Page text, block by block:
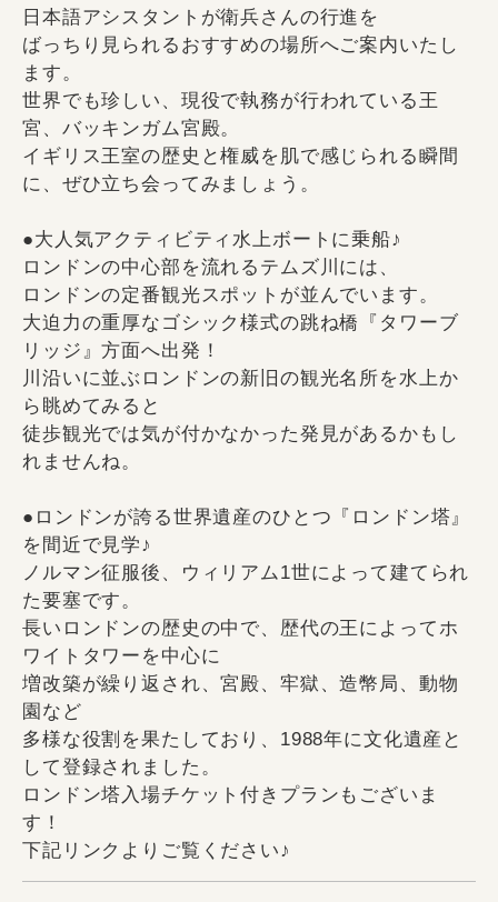
日本語アシスタントが衛兵さんの行進を
ばっちり見られるおすすめの場所へご案内いたし
ます。
世界でも珍しい、現役で執務が行われている王
宮、バッキンガム宮殿。
イギリス王室の歴史と権威を肌で感じられる瞬間
に、ぜひ立ち会ってみましょう。
●大人気アクティビティ水上ボートに乗船♪
ロンドンの中心部を流れるテムズ川には、
ロンドンの定番観光スポットが並んでいます。
大迫力の重厚なゴシック様式の跳ね橋『タワーブ
リッジ』方面へ出発！
川沿いに並ぶロンドンの新旧の観光名所を水上か
ら眺めてみると
徒歩観光では気が付かなかった発見があるかもし
れませんね。
●ロンドンが誇る世界遺産のひとつ『ロンドン塔』
を間近で見学♪
ノルマン征服後、ウィリアム1世によって建てられ
た要塞です。
長いロンドンの歴史の中で、歴代の王によってホ
ワイトタワーを中心に
増改築が繰り返され、宮殿、牢獄、造幣局、動物
園など
多様な役割を果たしており、1988年に文化遺産と
して登録されました。
ロンドン塔入場チケット付きプランもございま
す！
下記リンクよりご覧ください♪